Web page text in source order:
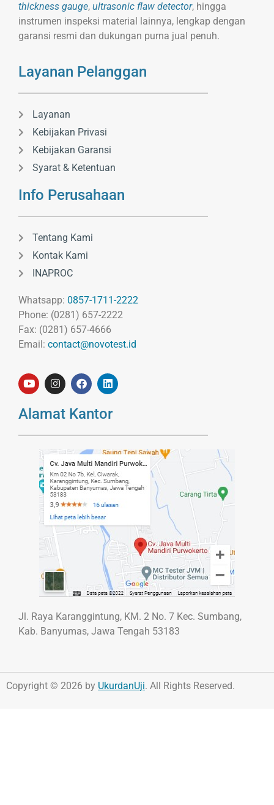
thickness gauge, ultrasonic flaw detector, hingga
instrumen inspeksi material lainnya, lengkap dengan
garansi resmi dan dukungan purna jual penuh.
Layanan Pelanggan
Layanan
Kebijakan Privasi
Kebijakan Garansi
Syarat & Ketentuan
Info Perusahaan
Tentang Kami
Kontak Kami
INAPROC
Whatsapp: 0857-1711-2222
Phone: (0281) 657-2222
Fax: (0281) 657-4666
Email: contact@novotest.id
Alamat Kantor
Jl. Raya Karanggintung, KM. 2 No. 7 Kec. Sumbang,
Kab. Banyumas, Jawa Tengah 53183
Copyright © 2026 by UkurdanUji. All Rights Reserved.